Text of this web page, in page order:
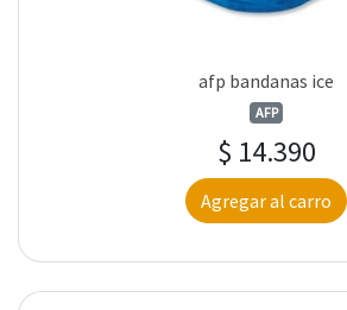
afp bandanas ice
AFP
$ 14.390
Agregar al carro